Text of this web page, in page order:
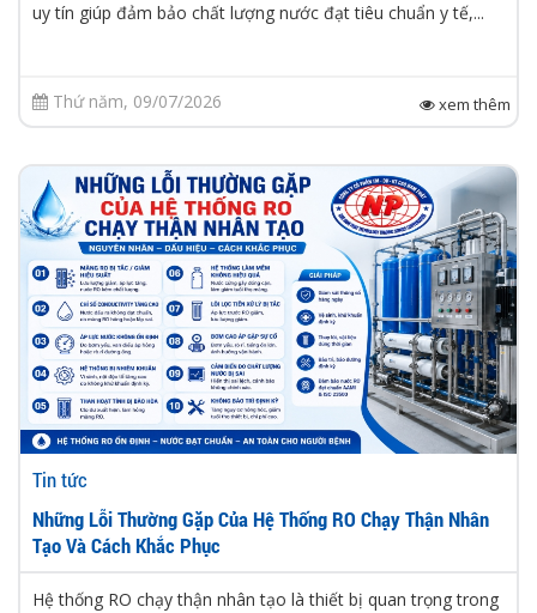
uy tín giúp đảm bảo chất lượng nước đạt tiêu chuẩn y tế,...
Thứ năm, 09/07/2026 xem thêm
Tin tức
Những Lỗi Thường Gặp Của Hệ Thống RO Chạy Thận Nhân
Tạo Và Cách Khắc Phục
Hệ thống RO chạy thận nhân tạo là thiết bị quan trọng trong